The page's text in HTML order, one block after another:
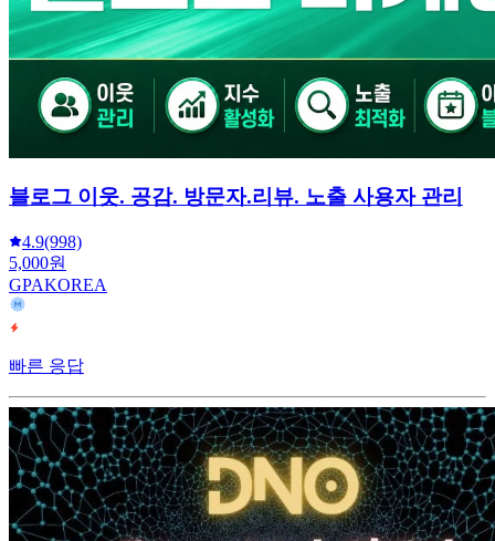
블로그 이웃. 공감. 방문자.리뷰. 노출 사용자 관리
4.9(998)
5,000원
GPAKOREA
빠른 응답